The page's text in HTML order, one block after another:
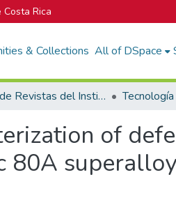
Rica
& Collections All of DSpace
Portal de Revistas del Instituto Tecnológico de Costa Rica
of
80A